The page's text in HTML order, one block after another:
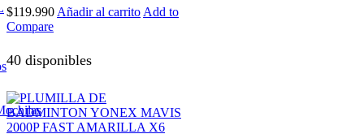
$119.990 Añadir al carrito Add to
Compare
40 disponibles